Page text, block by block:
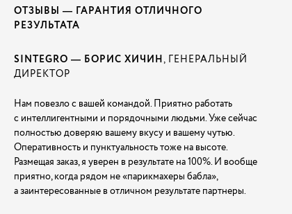
ОТЗЫВЫ — ГАРАНТИЯ ОТЛИЧНОГО
РЕЗУЛЬТАТА
SINTEGRO — БОРИС ХИЧИН, ГЕНЕРАЛЬНЫЙ
ДИРЕКТОР
Нам повезло с вашей командой. Приятно работать
с интеллигентными и порядочными людьми. Уже сейчас
полностью доверяю вашему вкусу и вашему чутью.
Оперативность и пунктуальность тоже на высоте.
Размещая заказ, я уверен в результате на 100%. И вообще
приятно, когда рядом не «парикмахеры бабла»,
а заинтересованные в отличном результате партнеры.